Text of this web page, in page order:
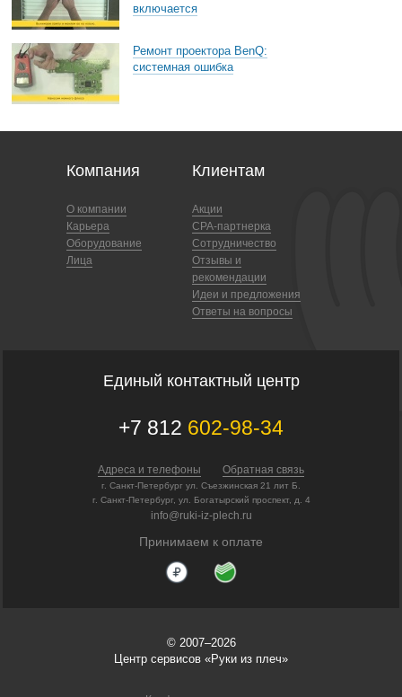
включается
Ремонт проектора BenQ:
системная ошибка
Компания
О компании
Карьера
Оборудование
Лица
Клиентам
Акции
CPA-партнерка
Сотрудничество
Отзывы и
рекомендации
Идеи и предложения
Ответы на вопросы
Единый контактный центр
+7 812 602-98-34
Адреса и телефоны Обратная связь
г. Санкт-Петербург ул. Съезжинская 21 лит Б.
г. Санкт-Петербург, ул. Богатырский проспект, д. 4
info@ruki-iz-plech.ru
Принимаем к оплате
© 2007–2026
Центр сервисов «Руки из плеч»